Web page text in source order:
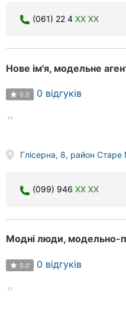
(061) 22 4 XX XX
Нове ім'я, модельне
0.0 0 відгуків
Глісерна, 8, район Старе
(099) 946 XX XX
Модні люди, модельно-
0.0 0 відгуків